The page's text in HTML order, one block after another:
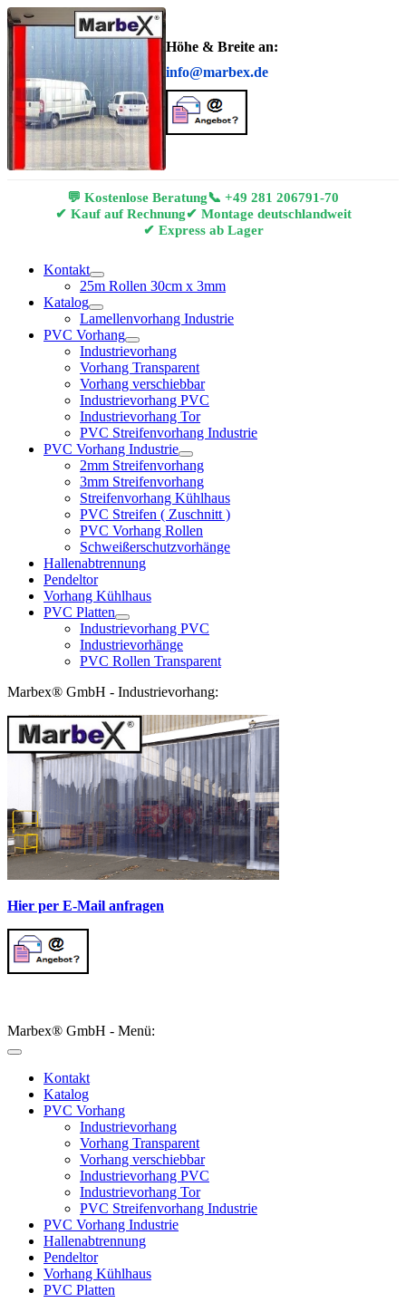
Höhe & Breite an:
info@marbex.de
💬 Kostenlose Beratung📞 +49 281 206791-70
✔ Kauf auf Rechnung✔ Montage deutschlandweit
✔ Express ab Lager
Kontakt
25m Rollen 30cm x 3mm
Katalog
Lamellenvorhang Industrie
PVC Vorhang
Industrievorhang
Vorhang Transparent
Vorhang verschiebbar
Industrievorhang PVC
Industrievorhang Tor
PVC Streifenvorhang Industrie
PVC Vorhang Industrie
2mm Streifenvorhang
3mm Streifenvorhang
Streifenvorhang Kühlhaus
PVC Streifen ( Zuschnitt )
PVC Vorhang Rollen
Schweißerschutzvorhänge
Hallenabtrennung
Pendeltor
Vorhang Kühlhaus
PVC Platten
Industrievorhang PVC
Industrievorhänge
PVC Rollen Transparent
Marbex® GmbH - Industrievorhang:
Hier per E-Mail anfragen
Marbex® GmbH - Menü:
Kontakt
Katalog
PVC Vorhang
Industrievorhang
Vorhang Transparent
Vorhang verschiebbar
Industrievorhang PVC
Industrievorhang Tor
PVC Streifenvorhang Industrie
PVC Vorhang Industrie
Hallenabtrennung
Pendeltor
Vorhang Kühlhaus
PVC Platten